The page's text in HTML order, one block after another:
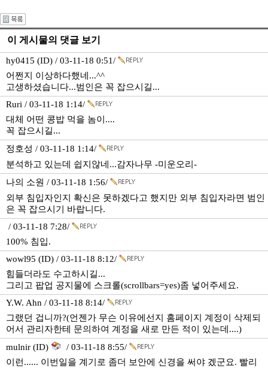
이 게시물의 댓글 보기
hy0415 (ID) / 03-11-18 0:51/
어쩐지 이상하다했네...^^
고생하셨습니다...범인은 꼭 잡으시길...
Ruri / 03-11-18 1:14/
대체 어떤 콩밥 먹을 놈이....
꼭 잡으시길...
정호성 / 03-11-18 1:14/
분석하고 있는데 쉽지않네...감자나무 -미운오리-
나의 소원 / 03-11-18 1:56/
외부 침입자인지 확신은 못하겠다고 했지만 외부 침입자라면 범인
은 꼭 잡으시기 바랍니다.
/ 03-11-18 7:28/
100% 침입.
wowl95 (ID) / 03-11-18 8:12/
힘들더라도 수고하시길...
그리고 팝업 공지물에 스크롤(scrollbars=yes)좀 넣어주세요.
Y.W. Ahn / 03-11-18 8:14/
그랬던 겁니까?(언젠가 무슨 이유에선지 홈페이지 계정이 삭제되
어서 관리자한테 문의하여 계정을 새로 만든 적이 있는데....)
mulnir (ID)
/ 03-11-18 8:55/
이런...... 이번일을 계기로 좀더 보안에 신경을 써야 겠군요. 빨리